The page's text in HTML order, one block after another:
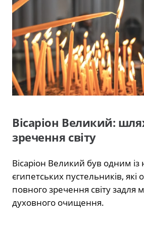
Вісаріон Великий:
зречення світу
Вісаріон Великий був одним
єгипетських пустельників,
повного зречення світу задля
духовного очищення.